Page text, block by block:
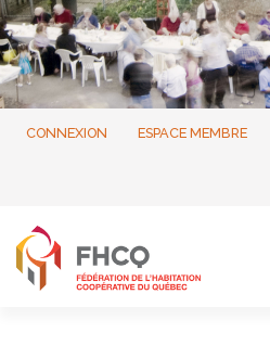
CONNEXION ESPACE MEMBRE